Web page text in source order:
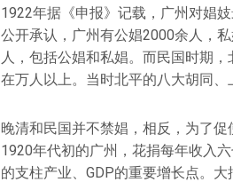
1922年据《申报》记载，广州对娼
公开承认，广州有公娼2000余人，
人，包括公娼和私娼。而民国时期
在万人以上。当时北平的八大胡同
晚清和民国并不禁娼，相反，为了促
1920年代初的广州，花捐每年收入
的支柱产业、GDP的重要增长点。